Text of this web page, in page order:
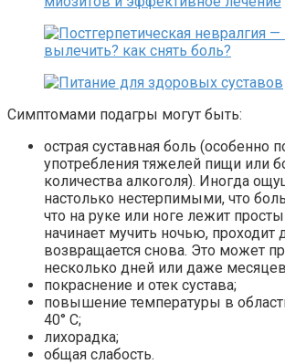
Симптомами подагры могут быть:
острая суставная боль (особенно
употребления тяжелей пищи или
количества алкоголя). Иногда
настолько нестерпимыми, что
что на руке или ноге лежит
начинает мучить ночью, проходит
возвращается снова. Это может
несколько дней или даже
покраснение и отек сустава;
повышение температуры в
40° С;
лихорадка;
общая слабость.